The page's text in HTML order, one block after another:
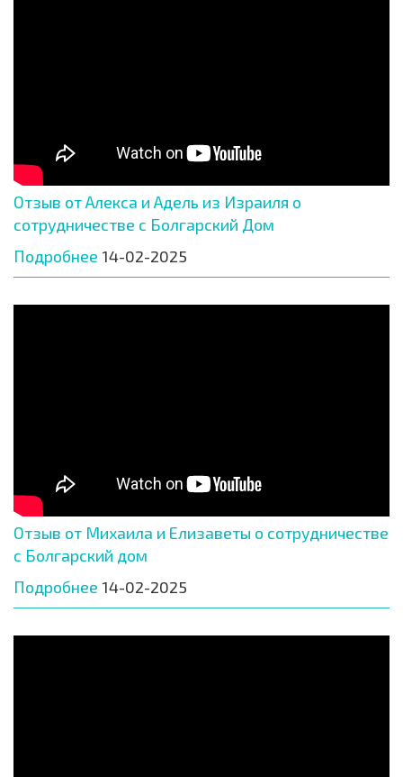
Отзыв от Алекса и Адель из Израиля о
сотрудничестве с Болгарский Дом
Подробнее 14-02-2025
Отзыв от Михаила и Елизаветы о сотрудничестве
с Болгарский дом
Подробнее 14-02-2025